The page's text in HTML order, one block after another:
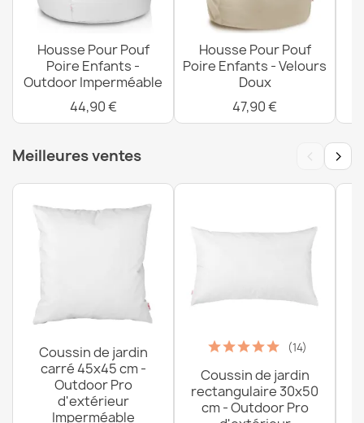
Housse Pour Pouf Fauteuil Porto - Impressions Premium
63,90 €
Housse Pour Pouf Poire Enfants - Velours Texturé Dot
Housse Pour Pouf
Poire Enfants -
Outdoor Imperméable
44,90 €
Housse Pour Pouf
Poire Enfants - Velours
Doux
47,90 €
Meilleures ventes ‹ ›
Coussin de jardin
carré 45x45 cm -
Outdoor Pro
d'extérieur
Imperméable
(14)
Coussin de jardin
rectangulaire 30x50
cm - Outdoor Pro